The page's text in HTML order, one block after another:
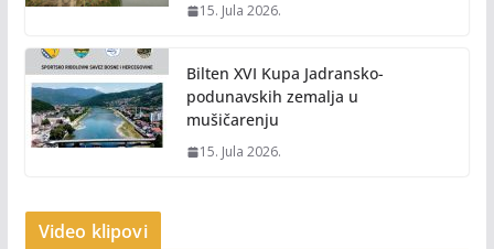
15. Jula 2026.
Bilten XVI Kupa Jadransko-
podunavskih zemalja u
mušičarenju
15. Jula 2026.
Video klipovi